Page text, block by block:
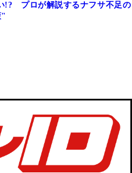
!? プロが解説するナフサ不足の
"